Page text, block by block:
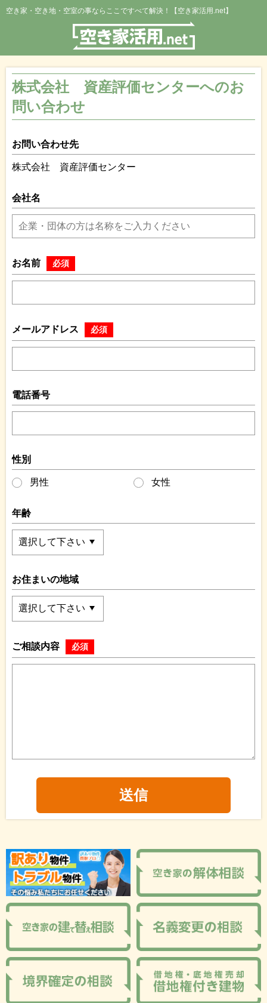
空き家・空き地・空室の事ならここですべて解決！【空き家活用.net】
株式会社 資産評価センターへのお
問い合わせ
お問い合わせ先
株式会社 資産評価センター
会社名
お名前 必須
メールアドレス 必須
電話番号
性別
男性 女性
年齢
お住まいの地域
ご相談内容 必須
送信